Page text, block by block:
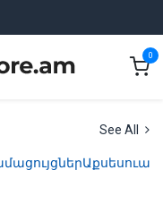
0
See All